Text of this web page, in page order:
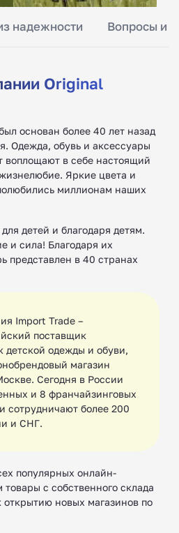
надежности Вопросы и
Original
основан более 40 лет назад
Одежда, обувь и аксессуары
воплощают в себе настоящий
Яркие цвета и
миллионам наших
детей и благодаря детям.
и сила! Благодаря их
представлен в 40 странах
Import Trade –
поставщик
детской одежды и обуви,
магазин
Сегодня в России
и 8 франчайзинговых
сотрудничают более 200
и СНГ.
популярных онлайн-
с собственного склада
открытию новых магазинов по